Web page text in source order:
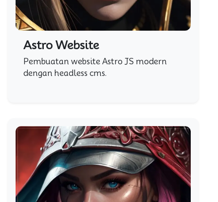
Astro Website
Pembuatan website Astro JS modern
dengan headless cms.